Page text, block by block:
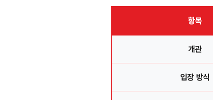
항목
개관
입장 방식